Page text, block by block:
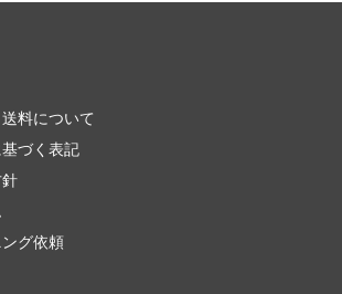
料について
づく表記
グ依頼